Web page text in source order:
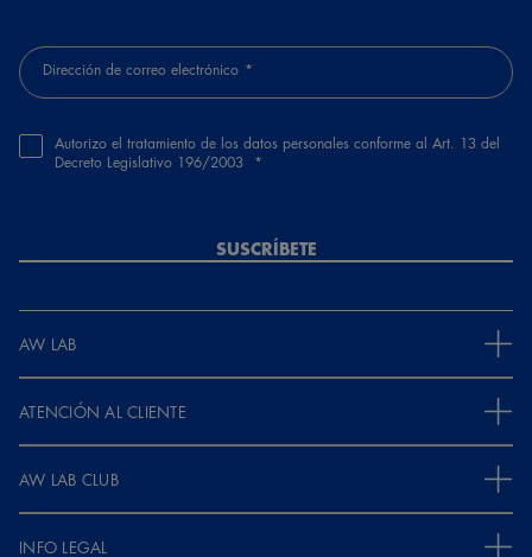
Dirección de correo electrónico
Autorizo el tratamiento de los datos personales conforme al Art. 13 del
Decreto Legislativo 196/2003
SUSCRÍBETE
AW LAB
ATENCIÓN AL CLIENTE
AW LAB CLUB
INFO LEGAL